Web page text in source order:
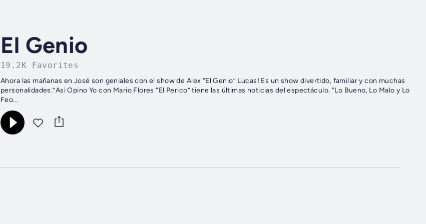
El Genio
19.2K Favorites
Ahora las mañanas en José son geniales con el show de Alex “El Genio” Lucas! Es un show divertido, familiar y con muchas
personalidades.”Asi Opino Yo con Mario Flores “El Perico” tiene las últimas noticias del espectáculo. “Lo Bueno, Lo Malo y Lo
Feo...